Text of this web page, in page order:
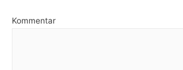
Kommentar